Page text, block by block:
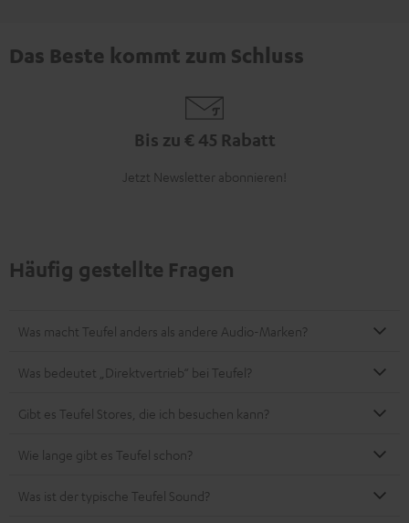
Das Beste kommt zum Schluss
Bis zu € 45 Rabatt
Jetzt Newsletter abonnieren!
Häufig gestellte Fragen
Was macht Teufel anders als andere Audio-Marken?
Was bedeutet „Direktvertrieb“ bei Teufel?
Gibt es Teufel Stores, die ich besuchen kann?
Wie lange gibt es Teufel schon?
Was ist der typische Teufel Sound?